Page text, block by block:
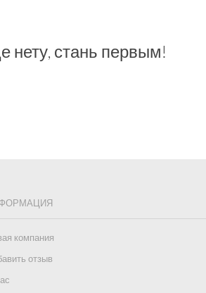
нету, стань первым!
компания
отзыв